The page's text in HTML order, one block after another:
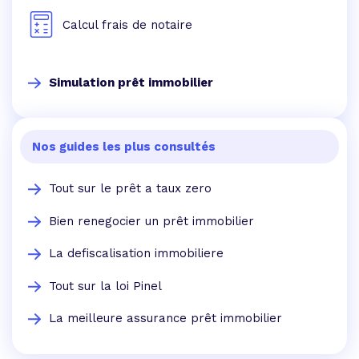
Calcul frais de notaire
Simulation prêt immobilier
Nos guides les plus consultés
Tout sur le prêt a taux zero
Bien renegocier un prêt immobilier
La defiscalisation immobiliere
Tout sur la loi Pinel
La meilleure assurance prêt immobilier